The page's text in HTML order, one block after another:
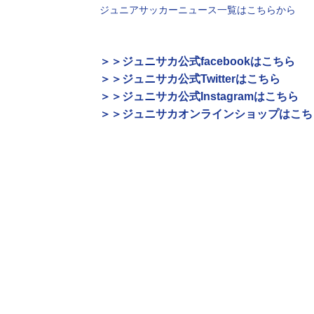
ジュニアサッカーニュース一覧はこちらから
＞＞ジュニサカ公式facebookはこちら
＞＞ジュニサカ公式Twitterはこちら
＞＞ジュニサカ公式Instagramはこちら
＞＞ジュニサカオンラインショップはこ